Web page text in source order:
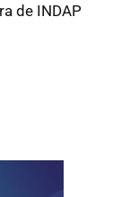
de INDAP